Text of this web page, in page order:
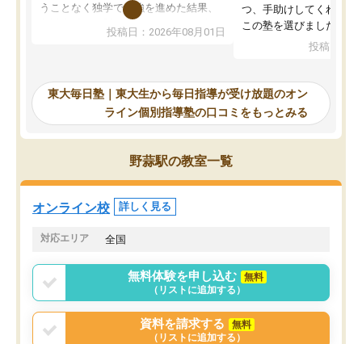
うことなく独学で勉強を進めた結果、
入試本番に地歴の学習が間に合わず不
合格となってしまいました。その経験
東大毎日塾にたどり着きました。学習
の長期計画や日々の勉強のやり方につ
いて客観的なアドバイスをいただけた
ので、自信をもって受験勉強を進める
ことができました。自分のように勉強
のやり方や進捗管理で苦労している方
には特におすすめしたい塾です。
投稿日：2026年08月01日
つ、手助けしてくれる設
この塾を選びました。
投稿日：
東大毎日塾｜東大生から毎日指導が受け放題のオン
ライン個別指導塾の口コミをもっとみる
野蒜駅の教室一覧
オンライン校 詳しく見る
対応エリア 全国
無料体験を申し込む
無料
（リストに追加する）
資料を請求する
無料
（リストに追加する）